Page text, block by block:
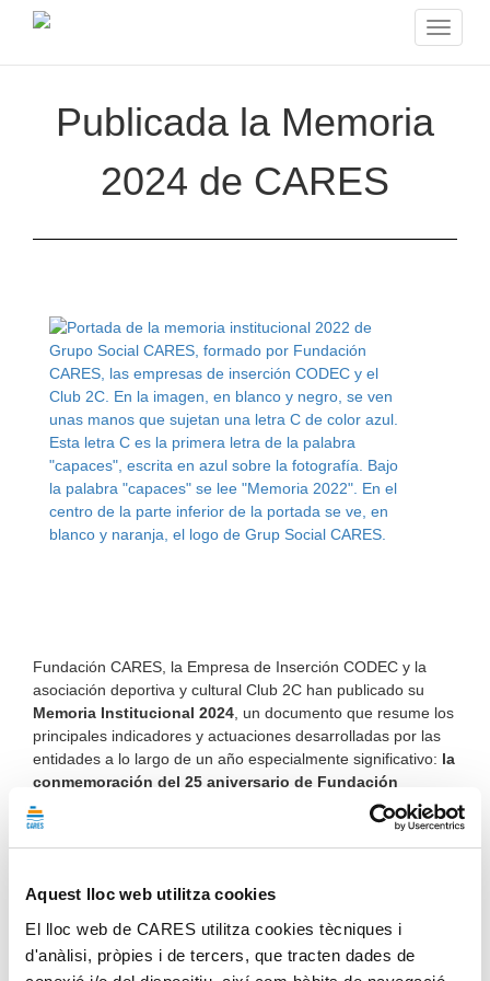
Aquest lloc web utilitza cookies
El lloc web de CARES utilitza cookies tècniques i
d'anàlisi, pròpies i de tercers, que tracten dades de
Toggle
Publicada la Memoria
2024 de CARES
Fundación CARES, la Empresa de Inserción CODEC y la
asociación deportiva y cultural Club 2C han publicado su
Memoria Institucional 2024 , un documento que resume los
principales indicadores y actuaciones desarrolladas por las
entidades a lo largo de un año especialmente significativo: la
conmemoración del 25 aniversario de Fundación
CARES.
inclusión sociolaboral de personas con
discapacidad y/o en situación de exclusión social.
En 2024, el Centro Especial de Empleo CARES cerró el año